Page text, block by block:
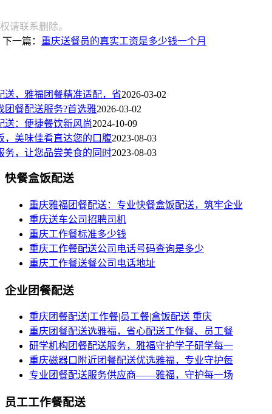
请联系删除。
下一篇： 重庆送餐员的真实工资是多少钱一个月
送，雅福团餐精准适配，省2026-03-02
团餐配送服务?首选雅2026-03-02
送：便捷餐饮新风尚2024-10-09
，美味佳肴直达您的口腹2023-08-03
务，让您品尝美食的同时2023-08-03
快餐盒饭配送
重庆雅福团餐配送：专业快餐盒饭配送，筑牢企业
重庆送车公司招聘司机
重庆工作餐标准多少钱
重庆工作餐配送公司电话号码查询是多少
重庆工作餐送餐公司电话地址
企业团餐配送
重庆团餐配送|工作餐|员工餐|盒饭配送 重庆
重庆团餐配送选雅福，省心配送工作餐、员工餐
研学机构团餐配送服务，雅福守护学子研学每一
重庆磁器口附近团餐配送优选雅福，专业守护每
专业团餐配送服务供应商——雅福，守护每一场
员工工作餐配送